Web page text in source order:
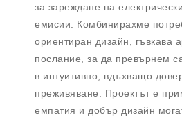
за зареждане на
емисии. Комбинирахме
ориентиран дизайн, гъвкава
послание, за да превърнем
в интуитивно, вдъхващо
преживяване. Проектът е
емпатия и добър дизайн